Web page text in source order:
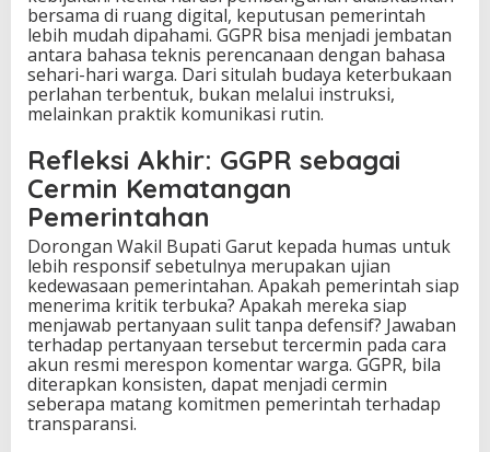
bersama di ruang digital, keputusan pemerintah
lebih mudah dipahami. GGPR bisa menjadi jembatan
antara bahasa teknis perencanaan dengan bahasa
sehari-hari warga. Dari situlah budaya keterbukaan
perlahan terbentuk, bukan melalui instruksi,
melainkan praktik komunikasi rutin.
Refleksi Akhir: GGPR sebagai
Cermin Kematangan
Pemerintahan
Dorongan Wakil Bupati Garut kepada humas untuk
lebih responsif sebetulnya merupakan ujian
kedewasaan pemerintahan. Apakah pemerintah siap
menerima kritik terbuka? Apakah mereka siap
menjawab pertanyaan sulit tanpa defensif? Jawaban
terhadap pertanyaan tersebut tercermin pada cara
akun resmi merespon komentar warga. GGPR, bila
diterapkan konsisten, dapat menjadi cermin
seberapa matang komitmen pemerintah terhadap
transparansi.